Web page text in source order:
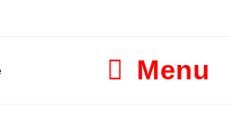
Menu